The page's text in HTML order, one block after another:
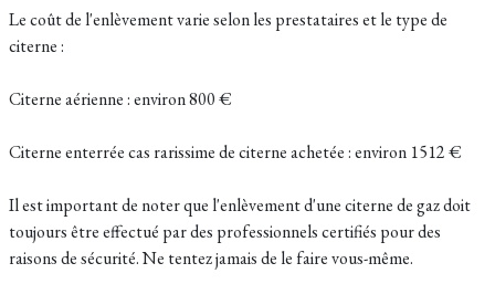
Le coût de l'enlèvement varie selon les prestataires et le type de
citerne :
Citerne aérienne : environ 800 €
Citerne enterrée cas rarissime de citerne achetée : environ 1512 €
Il est important de noter que l'enlèvement d'une citerne de gaz doit
toujours être effectué par des professionnels certifiés pour des
raisons de sécurité. Ne tentez jamais de le faire vous-même.